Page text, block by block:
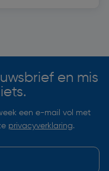
en mis
een e-mail vol met
privacyverklaring.